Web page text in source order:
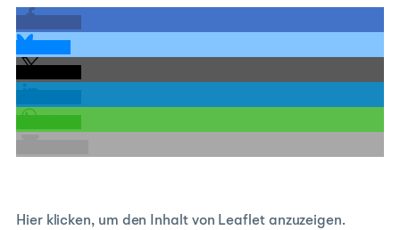
Inhalt
Hier klicken, um den Inhalt von Leaflet anzuzeigen.